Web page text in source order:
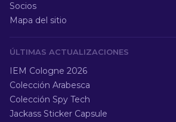
Socios
Mapa del sitio
ÚLTIMAS ACTUALIZACIONES
IEM Cologne 2026
Colección Arabesca
Colección Spy Tech
Jackass Sticker Capsule